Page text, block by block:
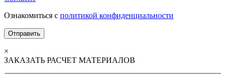
Ознакомиться с политикой конфиденциальности
×
ЗАКАЗАТЬ РАСЧЕТ МАТЕРИАЛОВ